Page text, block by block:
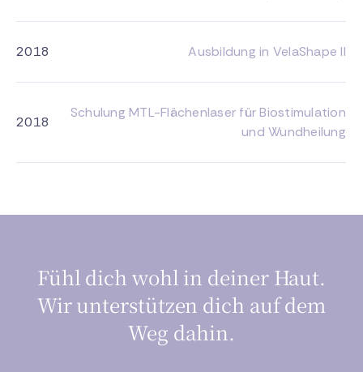
2018 Ausbildung in VelaShape II
2018
Schulung MTL-Flächenlaser für Biostimulation
und Wundheilung
Fühl dich wohl in deiner Haut.
Wir unterstützen dich auf dem
Weg dahin.